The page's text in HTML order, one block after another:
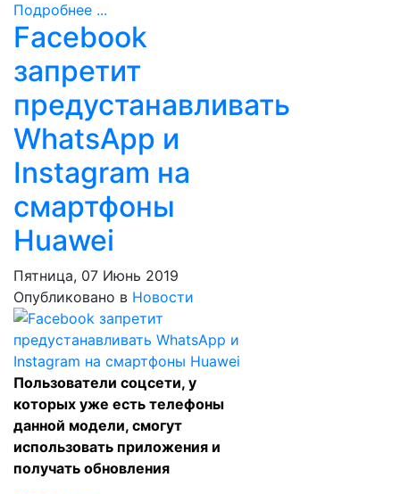
Подробнее ...
Facebook
запретит
предустанавливать
WhatsApp и
Instagram на
смартфоны
Huawei
Пятница, 07 Июнь 2019
Опубликовано в Новости
Пользователи соцсети, у
которых уже есть телефоны
данной модели, смогут
использовать приложения и
получать обновления